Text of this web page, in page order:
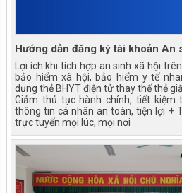
Hướng dẫn đăng ký tài khoản An
Lợi ích khi tích hợp an sinh xã hội
bảo hiểm xã hội, bảo hiểm y tế
dụng thẻ BHYT điện tử thay thế thẻ
Giảm thủ tục hành chính, tiết
thông tin cá nhân an toàn, tiện lợi +
trực tuyến mọi lúc, mọi nơi